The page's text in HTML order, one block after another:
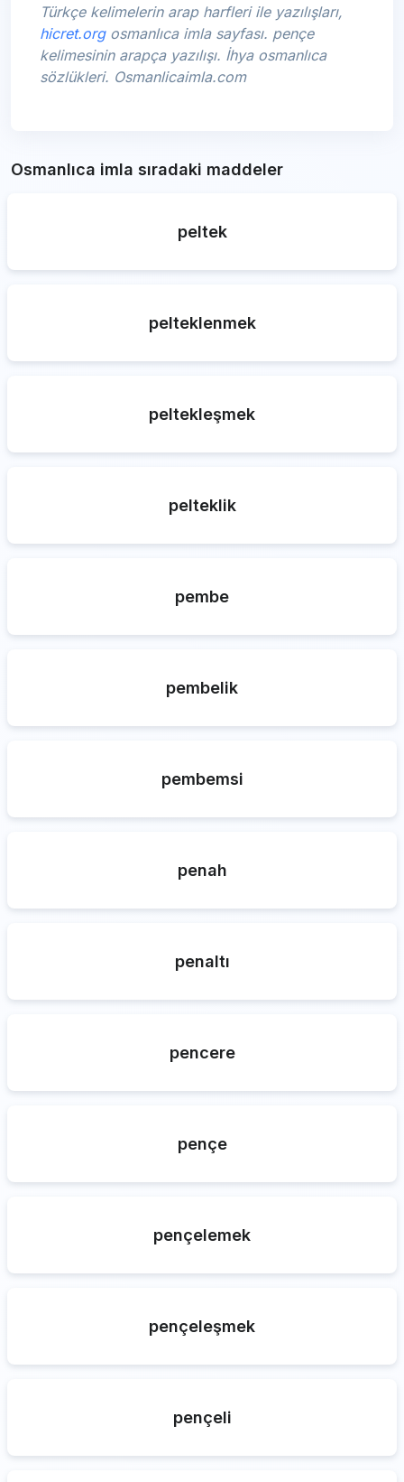
Türkçe kelimelerin arap harfleri ile yazılışları,
hicret.orgosmanlıca imla sayfası. pençe
kelimesinin arapça yazılışı. İhya osmanlıca
sözlükleri. Osmanlicaimla.com
Osmanlıca imla sıradaki maddeler
peltek
pelteklenmek
peltekleşmek
pelteklik
pembe
pembelik
pembemsi
penah
penaltı
pencere
pençe
pençelemek
pençeleşmek
pençeli